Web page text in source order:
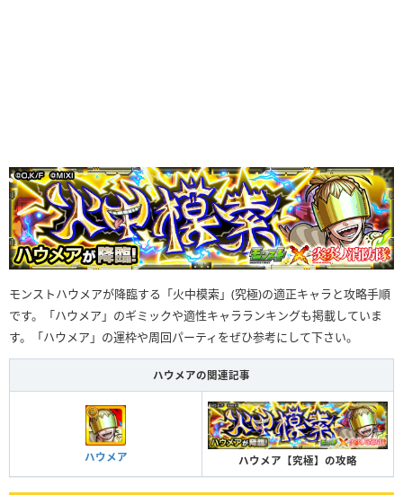
モンストハウメアが降臨する「火中模索」(究極)の適正キャラと攻略手順
です。「ハウメア」のギミックや適性キャラランキングも掲載していま
す。「ハウメア」の運枠や周回パーティをぜひ参考にして下さい。
ハウメアの関連記事
ハウメア ハウメア【究極】の攻略